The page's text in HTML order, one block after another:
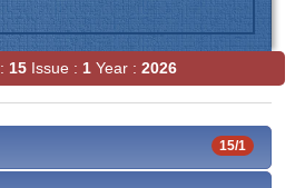
15Issue : 1Year : 2026
15/1